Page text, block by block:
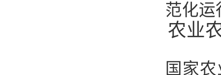
范化运
农业
国家